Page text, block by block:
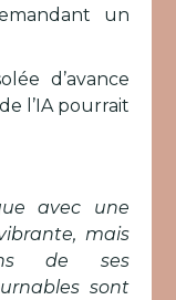
un
d’avance
l’IA pourrait
avec une
mais
de ses
sont